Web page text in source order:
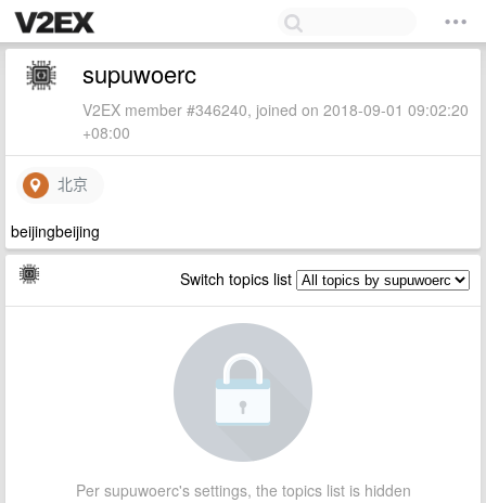
supuwoerc
V2EX member #346240, joined on 2018-09-01 09:02:20
+08:00
北京
beijingbeijing
Switch topics list
Per supuwoerc's settings, the topics list is hidden